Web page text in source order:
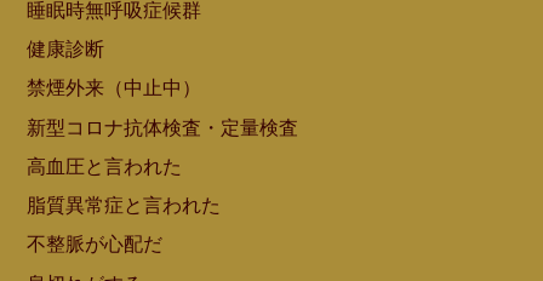
睡眠時無呼吸症候群
健康診断
禁煙外来（中止中）
新型コロナ抗体検査・定量検査
高血圧と言われた
脂質異常症と言われた
不整脈が心配だ